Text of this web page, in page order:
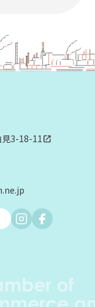
見3-18-11open_in_new